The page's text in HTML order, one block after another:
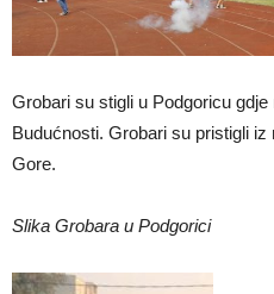
Grobari su stigli u Podgoricu
Budućnosti. Grobari su pristigli
Gore.
Slika Grobara u Podgorici